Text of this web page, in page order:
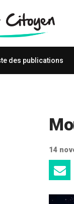
des publications
14